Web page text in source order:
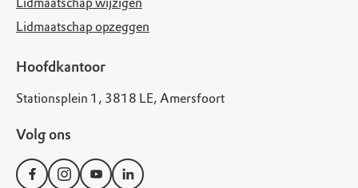
Lidmaatschap opzeggen
Hoofdkantoor
Stationsplein 1, 3818 LE, Amersfoort
Volg ons